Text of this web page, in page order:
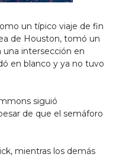
un típico viaje de fin
de Houston, tomó un
una intersección en
en blanco y ya no tuvo
siguió
de que el semáforo
mientras los demás